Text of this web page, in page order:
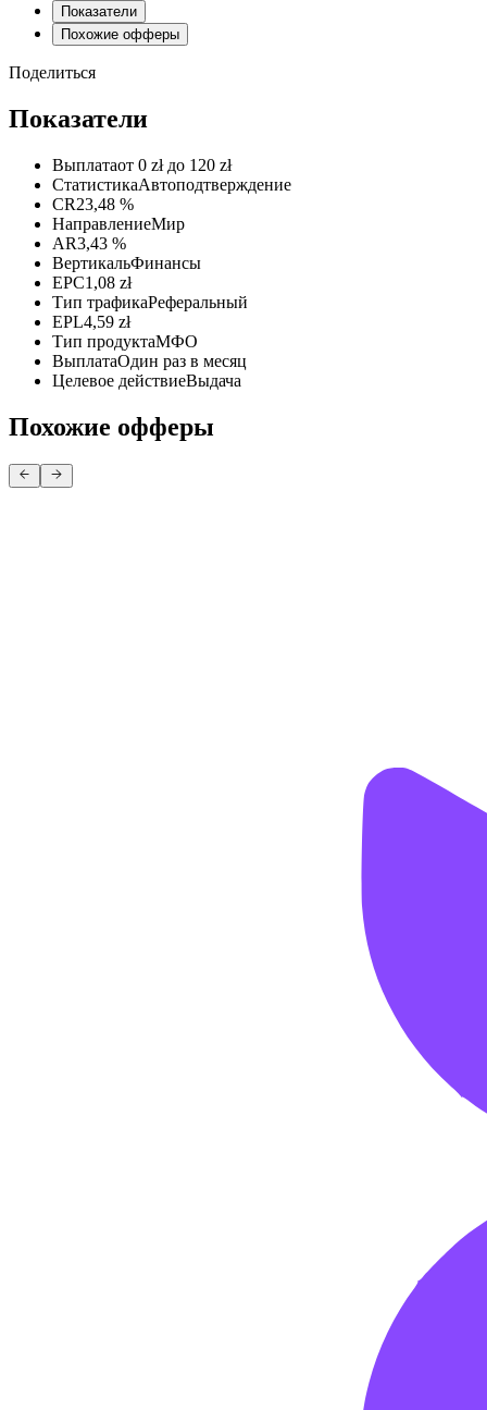
Показатели
Похожие офферы
Поделиться
Показатели
Выплатаот 0 zł до 120 zł
СтатистикаАвтоподтверждение
CR23,48 %
НаправлениеМир
AR3,43 %
ВертикальФинансы
EPC1,08 zł
Тип трафикаРеферальный
EPL4,59 zł
Тип продуктаМФО
ВыплатаОдин раз в месяц
Целевое действиеВыдача
Похожие офферы